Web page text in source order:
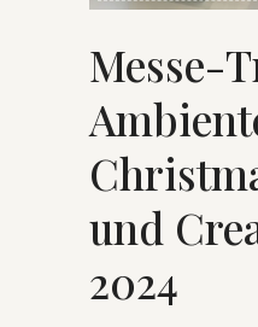
Messe-
und
2024